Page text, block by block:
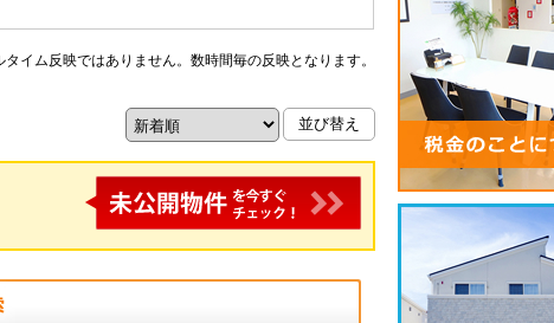
イム反映ではありません。数時間毎の反映となります。